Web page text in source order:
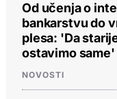
Od učenja o
bankarstvu do
plesa: 'Da
ostavimo same'
NOVOSTI